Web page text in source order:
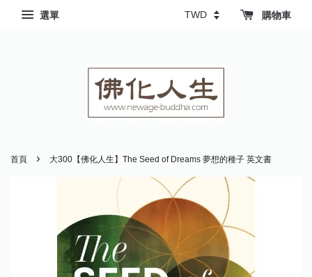
選單 購物車
首頁 › 大300【佛化人生】The Seed of Dreams 夢想的種子 英文書